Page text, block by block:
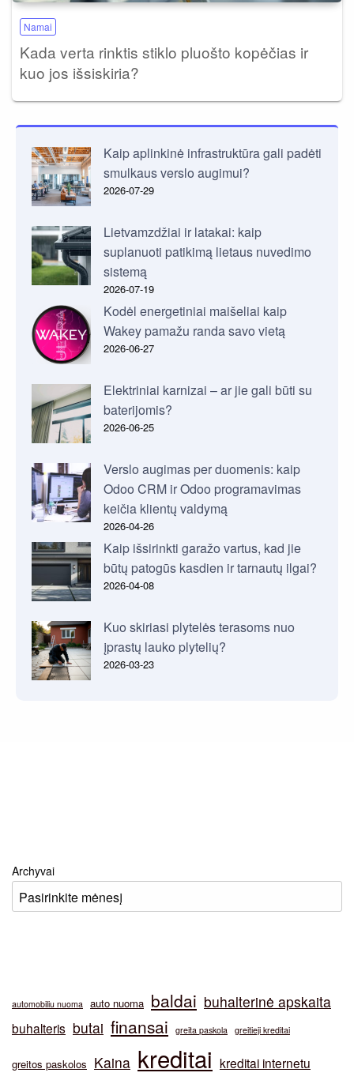
Namai
Kada verta rinktis stiklo pluošto kopėčias ir
kuo jos išsiskiria?
Kaip aplinkinė infrastruktūra gali padėti
smulkaus verslo augimui?
2026-07-29
Lietvamzdžiai ir latakai: kaip
suplanuoti patikimą lietaus nuvedimo
sistemą
2026-07-19
Kodėl energetiniai maišeliai kaip
Wakey pamažu randa savo vietą
2026-06-27
Elektriniai karnizai – ar jie gali būti su
baterijomis?
2026-06-25
Verslo augimas per duomenis: kaip
Odoo CRM ir Odoo programavimas
keičia klientų valdymą
2026-04-26
Kaip išsirinkti garažo vartus, kad jie
būtų patogūs kasdien ir tarnautų ilgai?
2026-04-08
Kuo skiriasi plytelės terasoms nuo
įprastų lauko plytelių?
2026-03-23
Archyvai
automobiliu nuoma auto nuoma baldai buhalterinė apskaita
buhalteris butai finansai greita paskola greitieji kreditai
greitos paskolos Kaina kreditai kreditai internetu